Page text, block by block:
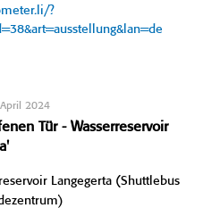
?
2024
Tür - Wasserreservoir
Langegerta (Shuttlebus